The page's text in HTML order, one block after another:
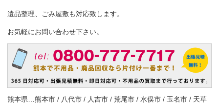
遺品整理、ごみ屋敷も対応致します。
お気軽にお問い合わせ下さい。
熊本県…熊本市 / 八代市 / 人吉市 / 荒尾市 / 水俣市 / 玉名市 / 天草